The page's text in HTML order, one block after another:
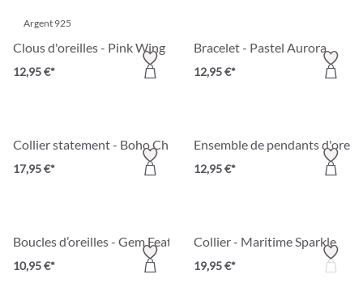
Argent 925
Clous d'oreilles - Pink Wing
12,95 €*
Bracelet - Pastel Aurora
12,95 €*
Collier statement - Boho Chic
17,95 €*
Ensemble de pendants
12,95 €*
Boucles d’oreilles - Gem Feather
10,95 €*
Collier - Maritime Sparkle
19,95 €*